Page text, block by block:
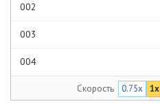
002
003
004
Скорость 0.75x 1x